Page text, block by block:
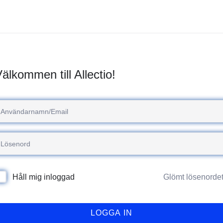
till Allectio!
Håll mig inloggad Glömt
LOGGA IN